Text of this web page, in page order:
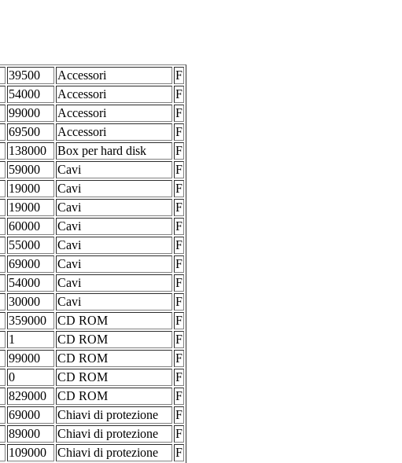
39500 Accessori
F
54000 Accessori
F
99000 Accessori
F
69500 Accessori
F
138000 Box per hard disk
F
59000 Cavi
F
19000 Cavi
F
19000 Cavi
F
60000 Cavi
F
55000 Cavi
F
69000 Cavi
F
54000 Cavi
F
30000 Cavi
F
359000 CD ROM
F
1 CD ROM
F
99000 CD ROM
F
0 CD ROM
F
829000 CD ROM
F
69000 Chiavi di protezione
F
89000 Chiavi di protezione
F
109000 Chiavi di protezione
F